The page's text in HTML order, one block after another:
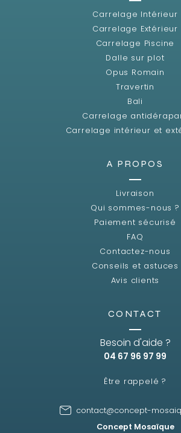
Carrelage Intérieur
Carrelage Extérieur
Carrelage Piscine
Dalle sur plot
Opus Romain
Travertin
Bali
Carrelage
Carrelage intérieur et
A PROPOS
Livraison
Qui sommes-nous ?
Paiement sécurisé
FAQ
Contactez-nous
Conseils et astuces
Avis clients
CONTACT
Besoin d'aide ?
04 67 96 97 99
Être rappelé ?
contact@concept-
Concept Mosaïque